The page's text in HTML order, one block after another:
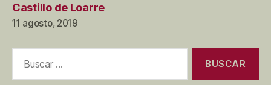
Castillo de Loarre
11 agosto, 2019